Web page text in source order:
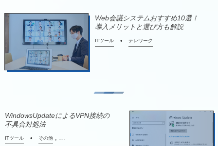
Web会議システムおすすめ10選！
導入メリットと選び方も解説
ITツール テレワーク
WindowsUpdateによるVPN接続の
不具合対処法
ITツール その他 , …